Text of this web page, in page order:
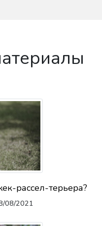
рассел-терьера?
08/2021